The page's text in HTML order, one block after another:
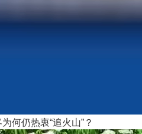
何仍热衷“追火山”？